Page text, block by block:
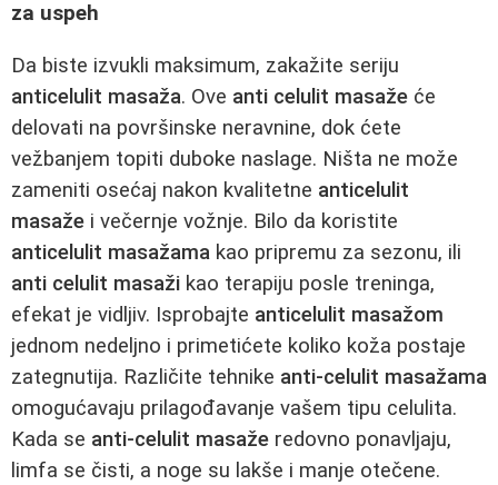
za uspeh
Da biste izvukli maksimum, zakažite seriju
anticelulit masaža. Ove anti celulit masaže će
delovati na površinske neravnine, dok ćete
vežbanjem topiti duboke naslage. Ništa ne može
zameniti osećaj nakon kvalitetne anticelulit
masaže i večernje vožnje. Bilo da koristite
anticelulit masažama kao pripremu za sezonu, ili
anti celulit masaži kao terapiju posle treninga,
efekat je vidljiv. Isprobajte anticelulit masažom
jednom nedeljno i primetićete koliko koža postaje
zategnutija. Različite tehnike anti-celulit masažama
omogućavaju prilagođavanje vašem tipu celulita.
Kada se anti-celulit masaže redovno ponavljaju,
limfa se čisti, a noge su lakše i manje otečene.